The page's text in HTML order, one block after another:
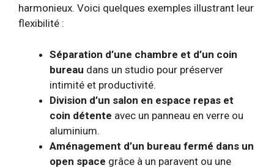
harmonieux. Voici quelques exemples illustrant leur
flexibilité :
Séparation d’une chambre et d’un coin
bureau dans un studio pour préserver
intimité et productivité.
Division d’un salon en espace repas et
coin détente avec un panneau en verre ou
aluminium.
Aménagement d’un bureau fermé dans un
open space grâce à un paravent ou une